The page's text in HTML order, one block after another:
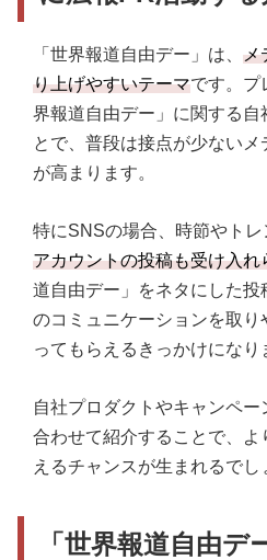
「世界報道自由デー」は、 メ
り上げやすいテーマです。プ
界報道自由デー」に関する自
とで、普段は接点が少ない
が高まります。
特にSNSの場合、時節やトレ
アカウントの投稿も受け入れ
道自由デー」をネタにした投
のコミュニケーションを取
ってもらえるきっかけになり
自社プロダクトやキャンペ
合わせて紹介することで、
えるチャンスが生まれるでし
「世界報道自由デ